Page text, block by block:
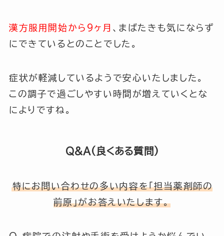
漢方服用開始から9ヶ月 、まばたきも気にならず
にできているとのことでした。
症状が軽減しているようで安心いたしました。
この調子で過ごしやすい時間が増えていくとな
によりですね。
Q&A(良くある質問)
特にお問い合わせの多い内容を「担当薬剤師の
前原」がお答えいたします。